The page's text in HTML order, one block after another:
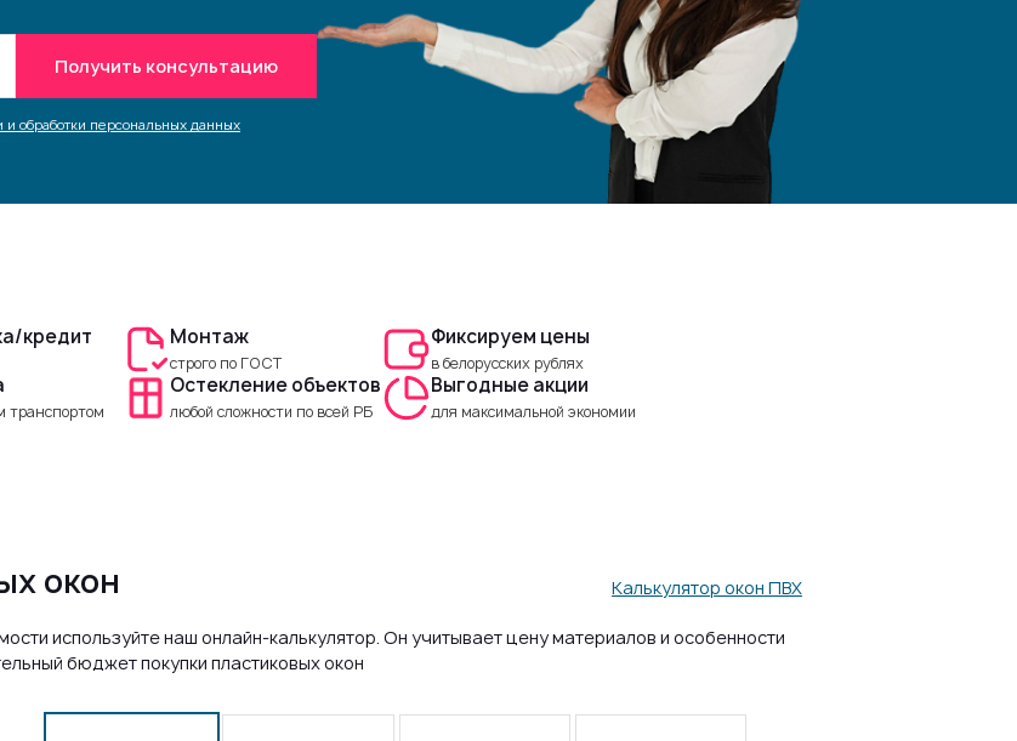
Получить консультацию
обработки персональных данных
кредит Монтаж
строго по ГОСТ
Фиксируем цены
в белорусских рублях
транспортом
Остекление объектов
любой сложности по всей РБ
Выгодные акции
для максимальной экономии
окон Калькулятор окон ПВХ
используйте наш онлайн-калькулятор. Он учитывает цену материалов и особенности
бюджет покупки пластиковых окон